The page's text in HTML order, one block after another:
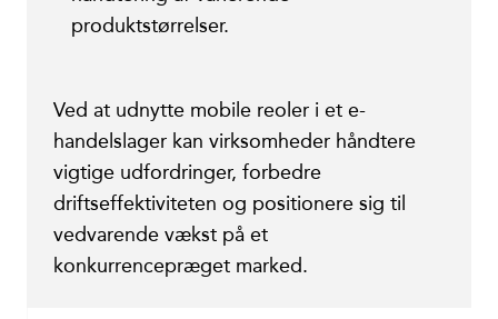
produktstørrelser.
Ved at udnytte mobile reoler i et e-
handelslager kan virksomheder håndtere
vigtige udfordringer, forbedre
driftseffektiviteten og positionere sig til
vedvarende vækst på et
konkurrencepræget marked.